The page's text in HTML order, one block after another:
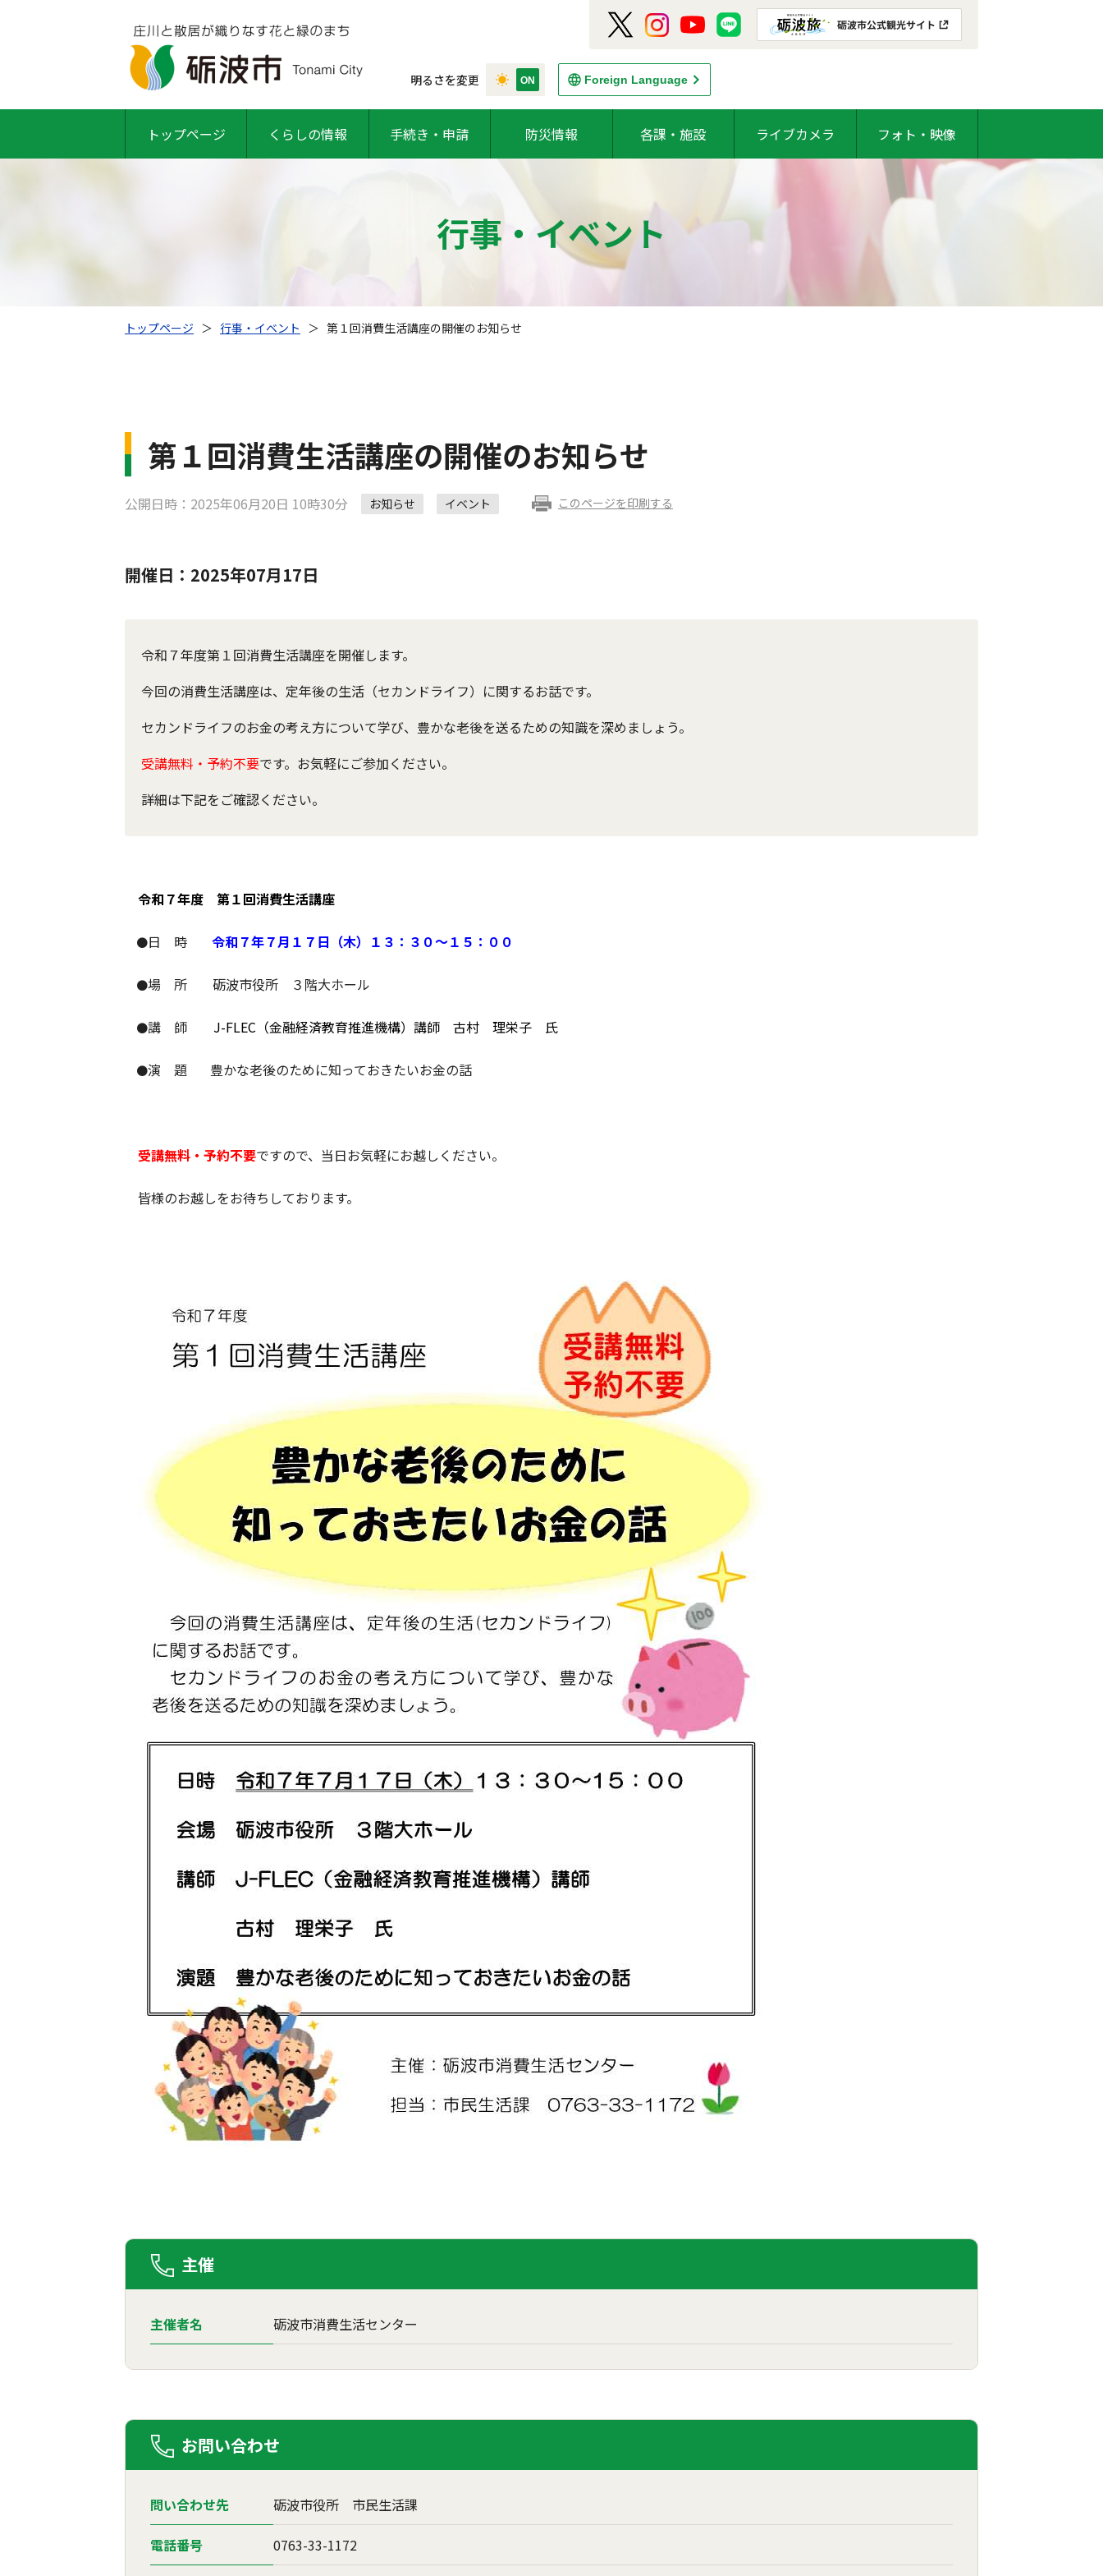
明るさを変更 Foreign Language
トップページ くらしの情報 手続き・申請 防災情報 各課・施設 ライブカメラ フォト・映像
行事・イベント
トップページ ＞ 行事・イベント ＞ 第１回消費生活講座の開催のお知らせ
第１回消費生活講座の開催のお知らせ
公開日時：2025年06月20日 10時30分 お知らせ イベント このページを印刷する
開催日：2025年07月17日
令和７年度第１回消費生活講座を開催します。
今回の消費生活講座は、定年後の生活（セカンドライフ）に関するお話です。
セカンドライフのお金の考え方について学び、豊かな老後を送るための知識を深めましょう。
受講無料・予約不要です。お気軽にご参加ください。
詳細は下記をご確認ください。
令和７年度 第１回消費生活講座
●日 時 令和７年７月１７日（木）１３：３０～１５：００
●場 所 砺波市役所 ３階大ホール
●講 師 J-FLEC（金融経済教育推進機構）講師 古村 理栄子 氏
●演 題 豊かな老後のために知っておきたいお金の話
受講無料・予約不要ですので、当日お気軽にお越しください。
皆様のお越しをお待ちしております。
主催
主催者名 砺波市消費生活センター
お問い合わせ
問い合わせ先 砺波市役所 市民生活課
電話番号 0763-33-1172